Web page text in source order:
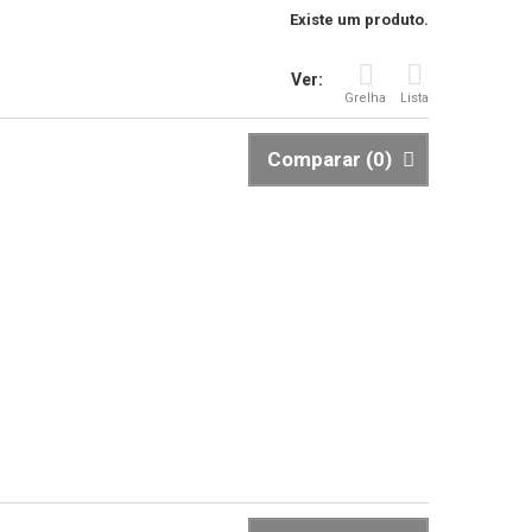
Existe um produto.
Ver:
Grelha Lista
Comparar (0)